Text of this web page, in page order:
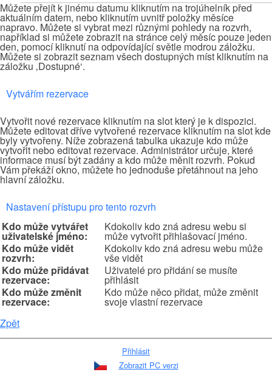
Můžete přejít k jinému datumu kliknutím na trojúhelník před
aktuálním datem, nebo kliknutím uvnitř položky měsíce
napravo. Můžete si vybrat mezi různými pohledy na rozvrh,
například si můžete zobrazit na stránce celý měsíc pouze jeden
den, pomocí kliknutí na odpovídající světle modrou záložku.
Můžete si zobrazit seznam všech dostupných míst kliknutím na
záložku ‚Dostupné‘.
Vytvářím rezervace
Vytvořit nové rezervace kliknutím na slot který je k dispozici.
Můžete editovat dříve vytvořené rezervace kliknutím na slot kde
byly vytvořeny. Níže zobrazená tabulka ukazuje kdo může
vytvořit nebo editovat rezervace. Administrátor určuje, které
informace musí být zadány a kdo může měnit rozvrh. Pokud
Vám překáží okno, můžete ho jednoduše přetáhnout na jeho
hlavní záložku.
Nastavení přístupu pro tento rozvrh
Kdo může vytvářet
uživatelské jméno:
Kdokoliv kdo zná adresu webu si
může vytvořit přihlašovací jméno.
Kdo může vidět
rozvrh:
Kdokoliv kdo zná adresu webu může
vše vidět
Kdo může přidávat
rezervace:
Uživatelé pro přidání se musíte
přihlásit
Kdo může změnit
rezervace:
Kdo může něco přidat, může změnit
svoje vlastní rezervace
Zpět
Přihlásit
Zobrazit PC verzi